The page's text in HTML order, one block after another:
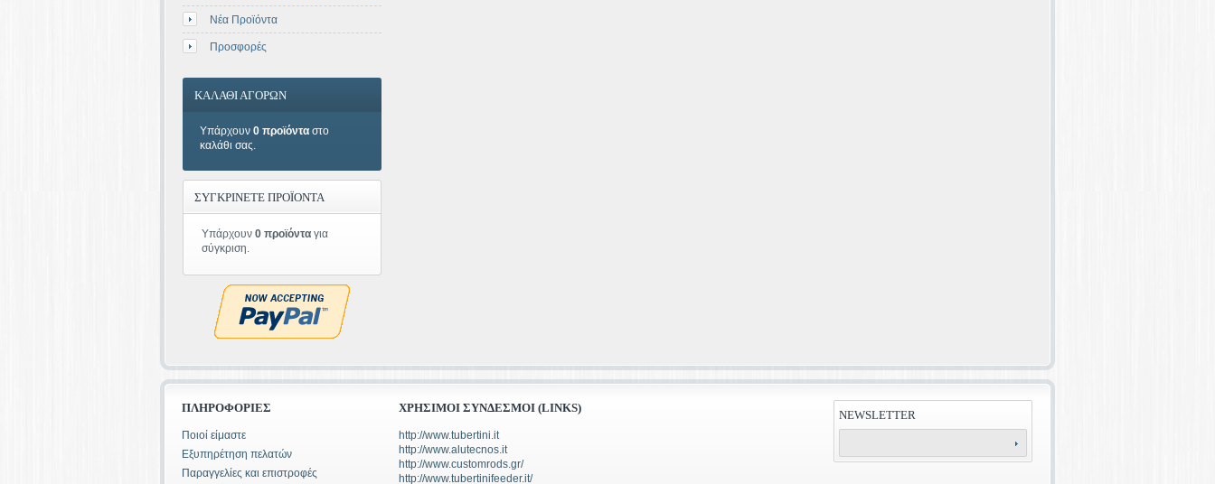
Νέα Προϊόντα
Προσφορές
ΚΑΛΑΘΙ ΑΓΟΡΩΝ
Υπάρχουν 0 προϊόντα στο
καλάθι σας.
ΣΥΓΚΡΙΝΕΤΕ ΠΡΟΪΟΝΤΑ
Υπάρχουν 0 προϊόντα για
σύγκριση.
NEWSLETTER
ΠΛΗΡΟΦΟΡΊΕΣ
Ποιοί είμαστε
Εξυπηρέτηση πελατών
Παραγγελίες και επιστροφές
ΧΡΉΣΙΜΟΙ ΣΎΝΔΕΣΜΟΙ (LINKS)
http://www.tubertini.it
http://www.alutecnos.it
http://www.customrods.gr/
http://www.tubertinifeeder.it/